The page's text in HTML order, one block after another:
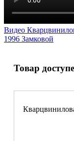
Видео
1996 Замковой
Товар